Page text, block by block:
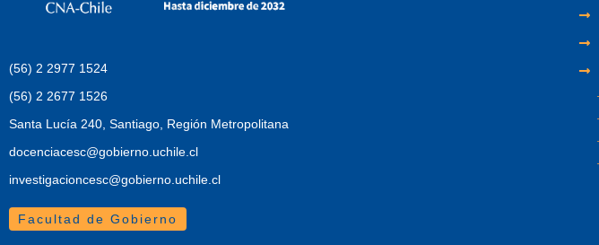
(56) 2 2977 1524
(56) 2 2677 1526
Santa Lucía 240, Santiago, Región Metropolitana
docenciacesc@gobierno.uchile.cl
investigacioncesc@gobierno.uchile.cl
Facultad de Gobierno